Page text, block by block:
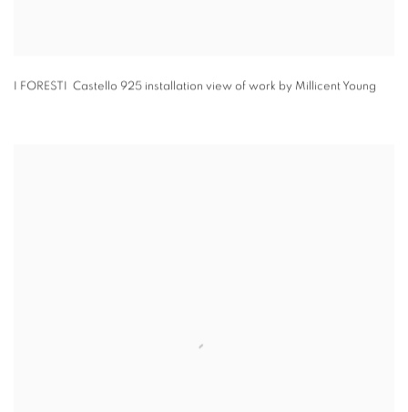
I FORESTI Castello 925 installation view of work by Millicent Young